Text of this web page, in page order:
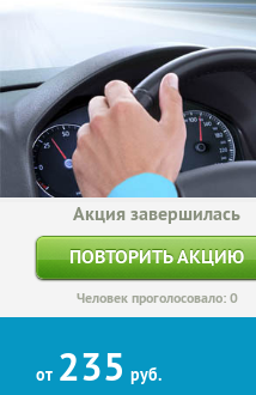
Акция завершилась
ПОВТОРИТЬ АКЦИЮ
Человек проголосовало: 0
от 235 руб.